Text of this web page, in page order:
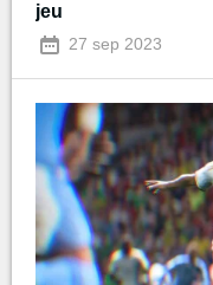
jeu
27 sep 2023